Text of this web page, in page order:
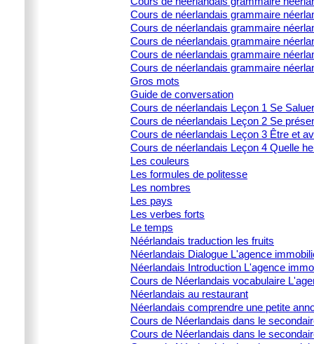
Cours de néerlandais grammaire
Cours de néerlandais grammaire
Cours de néerlandais grammaire
Cours de néerlandais grammaire
Cours de néerlandais grammaire
Gros mots
Guide de conversation
Cours de néerlandais Leçon 1 Se Saluer
Cours de néerlandais Leçon 2 Se
Cours de néerlandais Leçon 3 Être et
Cours de néerlandais Leçon 4 Quelle
Les couleurs
Les formules de politesse
Les nombres
Les pays
Les verbes forts
Le temps
Néérlandais traduction les fruits
Néerlandais Dialogue L'agence
Néerlandais Introduction L'agence
Cours de Néerlandais vocabulaire
Néerlandais au restaurant
Néerlandais comprendre une petite
Cours de Néerlandais dans le
Cours de Néerlandais dans le